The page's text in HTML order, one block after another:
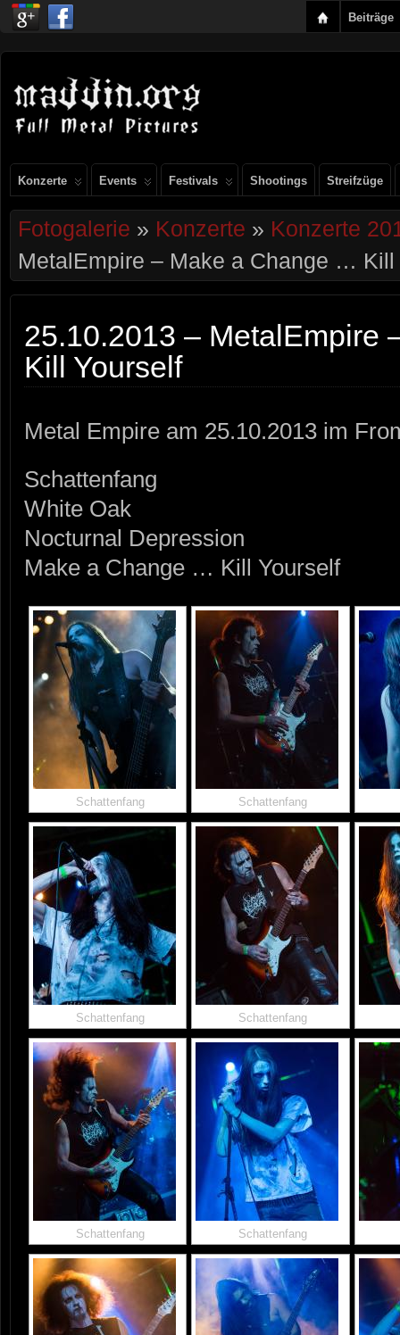
Beiträge
Konzerte Events Festivals Shootings Streifzüge
Fotogalerie » Konzerte » Konzerte
MetalEmpire – Make a Change … Kill
25.10.2013 – MetalEmpire
Kill Yourself
Metal Empire am 25.10.2013 im
Schattenfang
White Oak
Nocturnal Depression
Make a Change … Kill Yourself
Schattenfang Schattenfang
Schattenfang Schattenfang
Schattenfang Schattenfang